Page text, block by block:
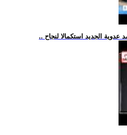
عدوية الجديد استكمالا لنجاح